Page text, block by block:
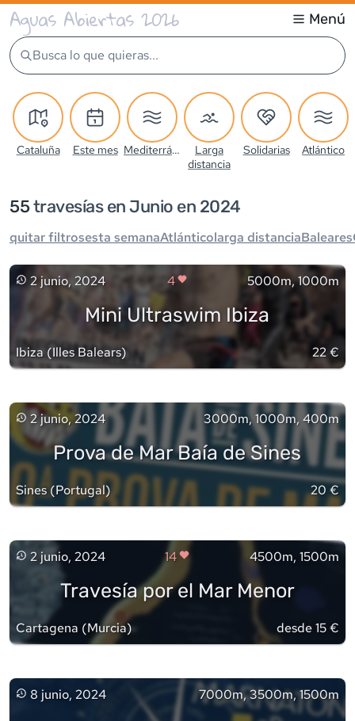
Aguas Abiertas 2026 Menú
Busca lo que quieras...
Cataluña Este mes Mediterráneo
Larga
distancia
Solidarias Atlántico
55travesías en Junio en 2024
quitar filtrosesta semanaAtlánticolarga distanciaBaleares
2 junio, 2024 4 5000m, 1000m
Mini Ultraswim Ibiza
Ibiza (Illes Balears) 22 €
2 junio, 2024 3000m, 1000m, 400m
Prova de Mar Baía de Sines
Sines(Portugal) 20 €
2 junio, 2024 14 4500m, 1500m
Travesía por el Mar Menor
Cartagena (Murcia) desde 15 €
8 junio, 2024 7000m, 3500m, 1500m